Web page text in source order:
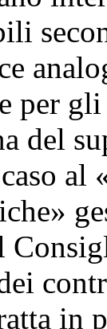
per
del
al
in